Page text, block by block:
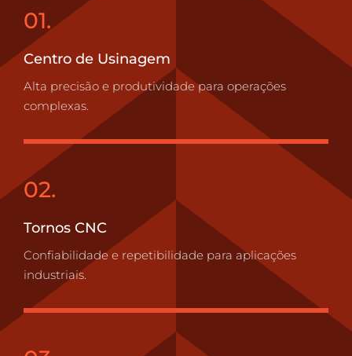
01.
Centro de Usinagem
Alta precisão e produtividade para operações
complexas.
02.
Tornos CNC
Confiabilidade e repetibilidade para aplicações
industriais.